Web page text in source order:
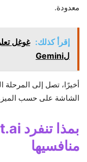
معدودة.
إقرأ كذلك:
لGemini
أخيرًا، تصل إلى
الشاشة على حسب الميزة
منافسيها